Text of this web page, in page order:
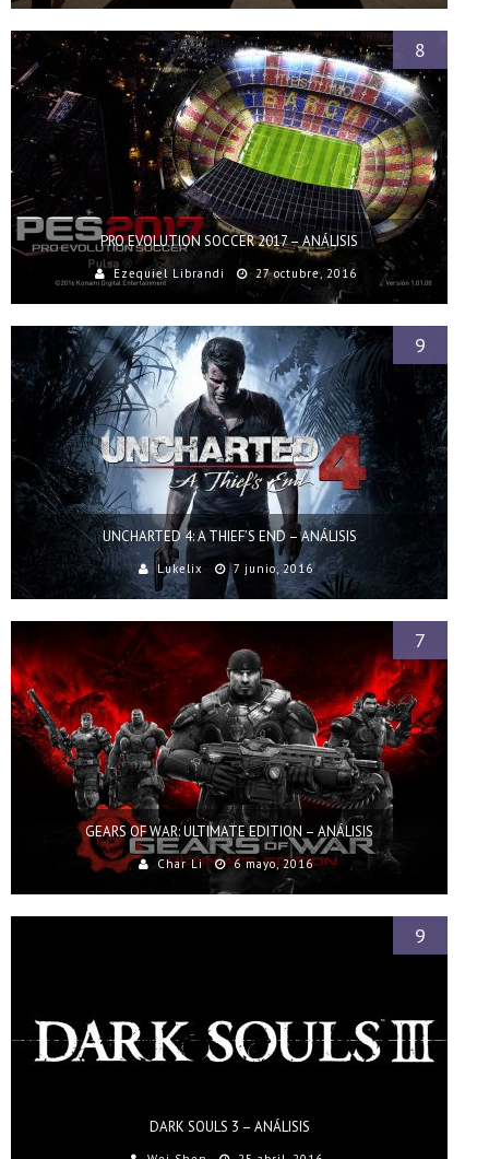
PRO EVOLUTION SOCCER 2017 – ANÁLISIS
Ezequiel Librandi 27 octubre, 2016
8
UNCHARTED 4: A THIEF’S END – ANÁLISIS
Lukelix 7 junio, 2016
9
GEARS OF WAR: ULTIMATE EDITION – ANÁLISIS
Char Li 6 mayo, 2016
7
DARK SOULS 3 – ANÁLISIS
9